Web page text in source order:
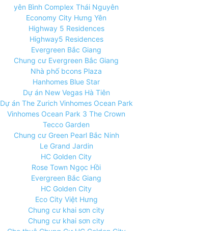
yên Bình Complex Thái Nguyên
Economy City Hưng Yên
Highway 5 Residences
Highway5 Residences
Evergreen Bắc Giang
Chung cư Evergreen Bắc Giang
Nhà phố bcons Plaza
Hanhomes Blue Star
Dự án New Vegas Hà Tiên
Dự án The Zurich Vinhomes Ocean Park
Vinhomes Ocean Park 3 The Crown
Tecco Garden
Chung cư Green Pearl Bắc Ninh
Le Grand Jardin
HC Golden City
Rose Town Ngọc Hồi
Evergreen Bắc Giang
HC Golden City
Eco City Việt Hưng
Chung cư khai sơn city
Chung cư khai sơn city